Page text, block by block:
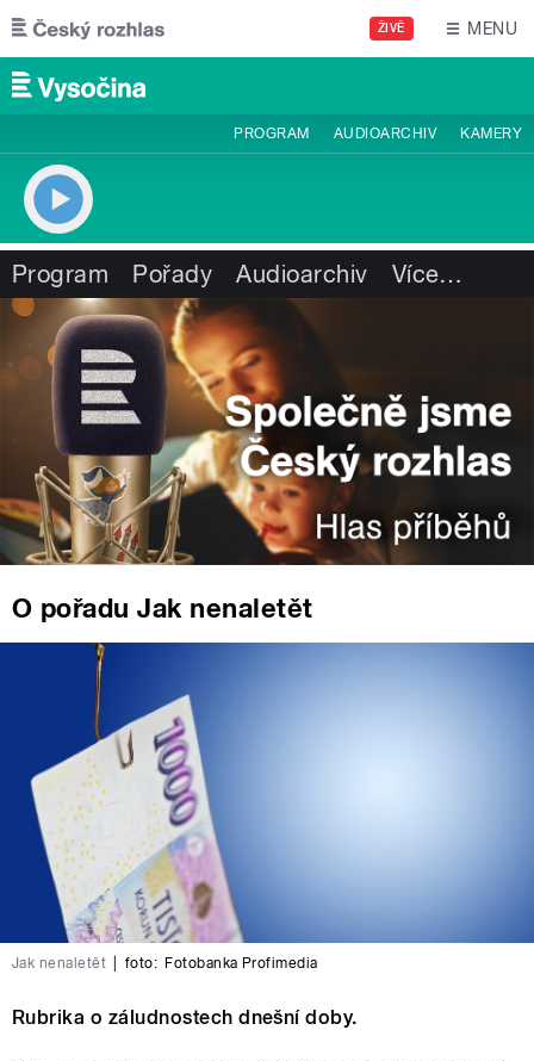
Přejít k hlavnímu obsahu
ŽIVĚ MENU
PROGRAM AUDIOARCHIV KAMERY
Program Pořady Audioarchiv Více…
O pořadu Jak nenaletět
Jak nenaletět foto: Fotobanka Profimedia
Rubrika o záludnostech dnešní doby.